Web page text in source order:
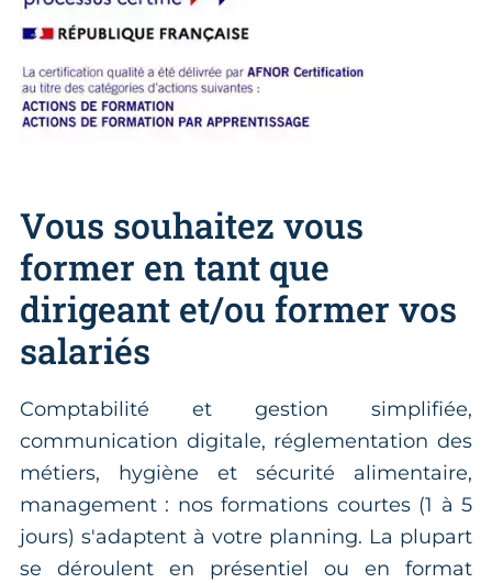
Vous souhaitez vous
former en tant que
dirigeant et/ou former vos
salariés
Comptabilité et gestion simplifiée,
communication digitale, réglementation des
métiers, hygiène et sécurité alimentaire,
management : nos formations courtes (1 à 5
jours) s'adaptent à votre planning. La plupart
se déroulent en présentiel ou en format